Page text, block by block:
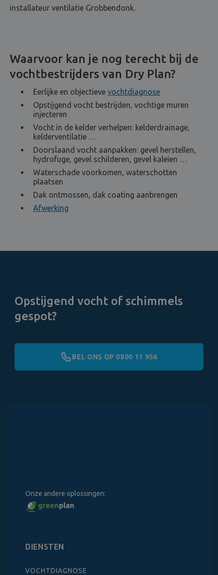
installateur ventilatie Grobbendonk.
Waarvoor kan je nog terecht bij de
vochtbestrijders van Dry Plan?
Eerlijke en objectieve vochtdiagnose
Opstijgend vocht bestrijden, vochtige muren
injecteren
Vocht in de kelder verhelpen: kelderdrainage,
kelderventilatie …
Doorslaand vocht aanpakken: gevel herstellen,
hydrofuge, gevel schilderen, gevel kaleien …
Waterschade voorkomen, waterschotten
plaatsen
Dak ontmossen, dak coating aanbrengen
Afwerking
Opstijgend vocht of schimmels
gespot?
BEL ONS OP 0800 11 956
Onze andere oplossingen:
DIENSTEN
VOCHTDIAGNOSE